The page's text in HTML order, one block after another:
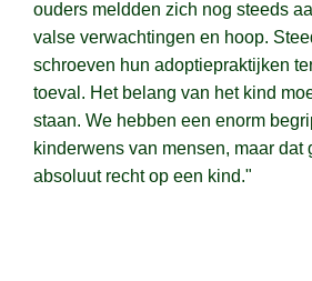
ouders meldden zich nog steeds
valse verwachtingen en hoop.
schroeven hun adoptiepraktijken
toeval. Het belang van het kind
staan. We hebben een enorm
kinderwens van mensen, maar dat
absoluut recht op een kind."